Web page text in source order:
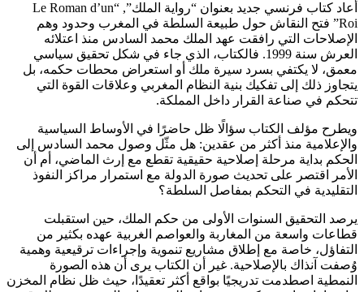
أعاد كتاب فرنسي جديد بعنوان “رواية الملك”, “Le Roman d’un
Roi” فتح النقاش حول طبيعة السلطة في المغرب وحدود وهم
الإصلاحات التي رافقت عهد الملك محمد السادس منذ اعتلائه
العرش سنة 1999. فالكتاب، الذي جاء في شكل تحقيق سياسي
معمق، لا يكتفي بسرد سيرة ملك أو استعراض محطات حكمه، بل
يتجاوز ذلك إلى تفكيك بنية النظام المغربي وعلاقات القوة التي
تتحكم في صناعة القرار داخل المملكة.
ويطرح مؤلف الكتاب سؤالًا ظل حاضرًا في الأوساط السياسية
والإعلامية منذ أكثر من عقدين: هل مثّل وصول محمد السادس إلى
الحكم بداية مرحلة إصلاحية حقيقية تقطع مع إرث الماضي، أم أن
الأمر اقتصر على تحديث صورة الدولة مع استمرار مراكز النفوذ
التقليدية في التحكم بمفاصل السلطة؟
يرصد التحقيق السنوات الأولى من حكم الملك، حين استقبلت
قطاعات واسعة من المغاربة والعواصم الغربية عهده بكثير من
التفاؤل، خاصة مع إطلاق مشاريع تنموية وإجراءات ترقيعية وهمية
وُصفت آنذاك بالإصلاحية. غير أن الكتاب يرى أن هذه الصورة
النمطية اصطدمت تدريجيًا بواقع أكثر تعقيدًا، حيث ظل نظام المخزن